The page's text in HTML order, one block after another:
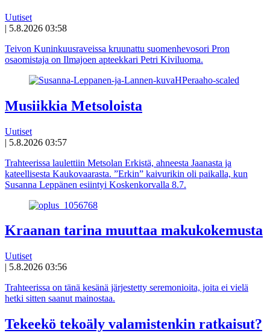
Uutiset
| 5.8.2026 03:58
Teivon Kuninkuusraveissa kruunattu suomenhevosori Pron
osaomistaja on Ilmajoen apteekkari Petri Kiviluoma.
Musiikkia Metsoloista
Uutiset
| 5.8.2026 03:57
Trahteerissa laulettiin Metsolan Erkistä, ahneesta Jaanasta ja
kateellisesta Kaukovaarasta. ”Erkin” kaivurikin oli paikalla, kun
Susanna Leppänen esiintyi Koskenkorvalla 8.7.
Kraanan tarina muuttaa makukokemusta
Uutiset
| 5.8.2026 03:56
Trahteerissa on tänä kesänä järjestetty seremonioita, joita ei vielä
hetki sitten saanut mainostaa.
Tekeekö tekoäly valamistenkin ratkaisut?